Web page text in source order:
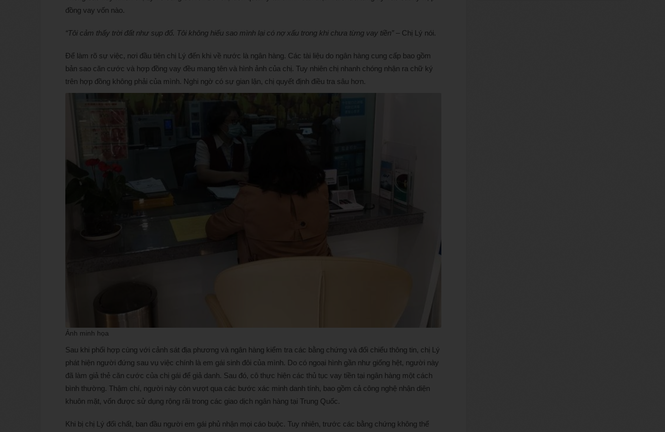
đồng vay vốn nào.
“Tôi cảm thấy trời đất như sụp đổ. Tôi không hiểu sao mình lại có nợ xấu trong khi chưa từng vay tiền” – Chị Lý nói.
Để làm rõ sự việc, nơi đầu tiên chị Lý đến khi về nước là ngân hàng. Các tài liệu do ngân hàng cung cấp bao gồm
bản sao căn cước và hợp đồng vay đều mang tên và hình ảnh của chị. Tuy nhiên chị nhanh chóng nhận ra chữ ký
trên hợp đồng không phải của mình. Nghi ngờ có sự gian lận, chị quyết định điều tra sâu hơn.
Ảnh minh họa
Sau khi phối hợp cùng với cảnh sát địa phương và ngân hàng kiểm tra các bằng chứng và đối chiếu thông tin, chị Lý
phát hiện người đứng sau vụ việc chính là em gái sinh đôi của mình. Do có ngoại hình gần như giống hệt, người này
đã làm giả thẻ căn cước của chị gái để giả danh. Sau đó, cô thực hiện các thủ tục vay tiền tại ngân hàng một cách
bình thường. Thậm chí, người này còn vượt qua các bước xác minh danh tính, bao gồm cả công nghệ nhận diện
khuôn mặt, vốn được sử dụng rộng rãi trong các giao dịch ngân hàng tại Trung Quốc.
Khi bị chị Lý đối chất, ban đầu người em gái phủ nhận mọi cáo buộc. Tuy nhiên, trước các bằng chứng không thể